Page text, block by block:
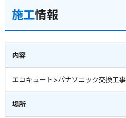
施工情報
内容
エコキュート>パナソニック交換工事
場所